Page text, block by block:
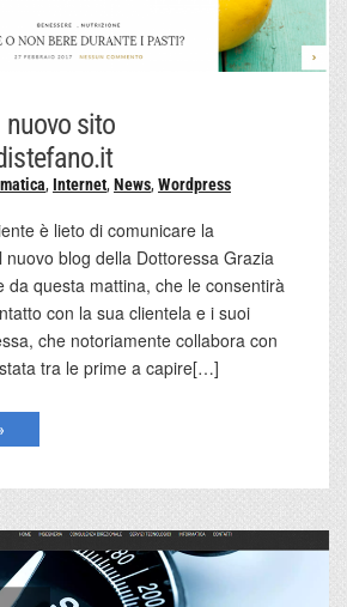
sito
, Internet, News, Wordpress
è lieto di comunicare la
nuovo blog della Dottoressa Grazia
da questa mattina, che le consentirà
con la sua clientela e i suoi
che notoriamente collabora con
tra le prime a capire[…]